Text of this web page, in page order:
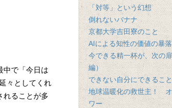
中で「今日は
々としてくれ
れることが多
「対等」という幻想
倒れないバナナ
京都大学吉田寮のこと
AIによる知性の価値の暴
今できる精一杯が、次の
編）
できない自分にできること
地球温暖化の救世主！
ワー